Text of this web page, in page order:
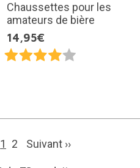
Chaussettes pour les
amateurs de bière
14,95€
1 2 Suivant ››